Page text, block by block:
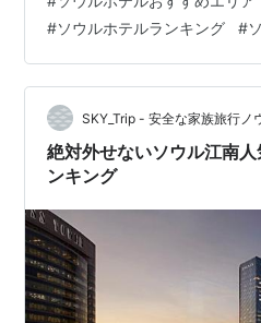
価格保証！ Agoda 最安値で安
保障制で旅行客が安心して宿
します。 そのため、旅行の準
がAgodaを通じて最安値で宿
#ソウルホテルランキング #
SKY_Trip - 安全な家族旅行ノ
絶対外せないソウル江南
ンキング